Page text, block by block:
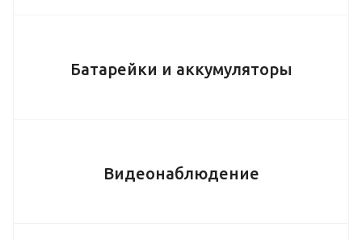
Батарейки и аккумуляторы
Видеонаблюдение